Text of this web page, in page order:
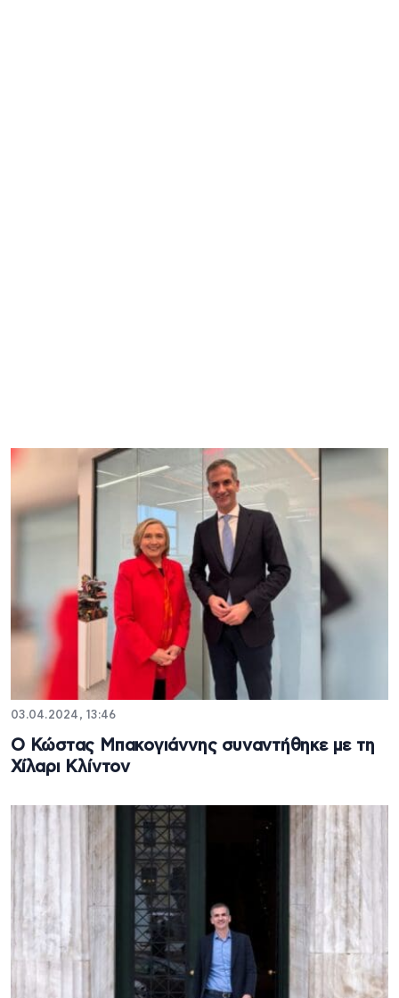
03.04.2024, 13:46
Ο Κώστας Μπακογιάννης συναντήθηκε με τη
Χίλαρι Κλίντον